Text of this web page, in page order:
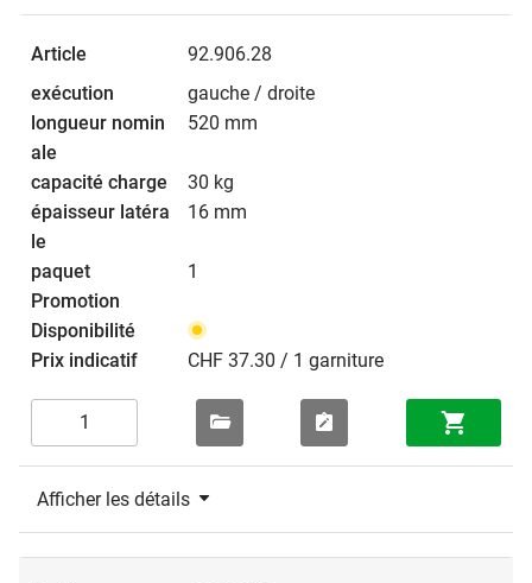
92.906.28
gauche / droite
520 mm
30 kg
16 mm
1
CHF 37.30 / 1 garniture
Afficher les détails